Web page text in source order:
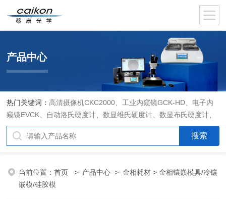
产品中心
热门关键词： 高清摄像机CKC2000、工业内窥镜GCK-HD、电子内
窥镜EVCK、自动洛氏硬度计、数显维氏硬度计、数显布氏硬度计、
数显维氏硬度计、液晶自动淬火试验机CK-IV-2、倒置金相显微镜
DMM-480C、透反射偏光显微镜XPF-550C、倒置生物显微镜XDS-
1、自动金相磨抛机YMPZ-2、金相磨平机MPJ-25
当前位置：首页 > 产品中心 >金相耗材 > 金相镶嵌模具/冷镶
嵌模/硅胶模